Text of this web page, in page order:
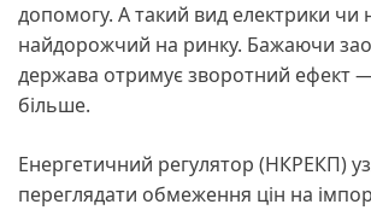
допомогу. А такий вид електрики чи
найдорожчий на ринку. Бажаючи
держава отримує зворотний ефект
більше.
Енергетичний регулятор (НКРЕКП)
переглядати обмеження цін на